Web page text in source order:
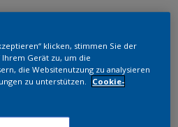
klicken, stimmen Sie der
Gerät zu, um die
die Websitenutzung zu analysieren
zu unterstützen.
Cookie-